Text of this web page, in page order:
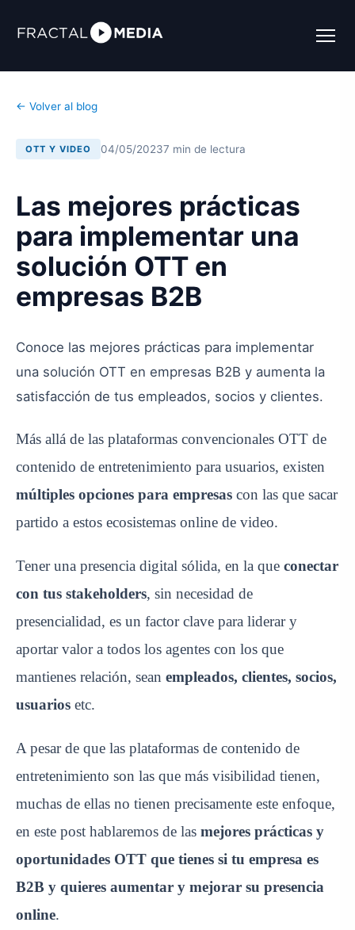
← Volver al blog
OTT Y VIDEO 04/05/20237 min de lectura
Las mejores prácticas
para implementar una
solución OTT en
empresas B2B
Conoce las mejores prácticas para implementar
una solución OTT en empresas B2B y aumenta la
satisfacción de tus empleados, socios y clientes.
Más allá de las plataformas convencionales OTT de
contenido de entretenimiento para usuarios, existen
múltiples opciones para empresas con las que sacar
partido a estos ecosistemas online de video.
Tener una presencia digital sólida, en la que conectar
con tus stakeholders, sin necesidad de
presencialidad, es un factor clave para liderar y
aportar valor a todos los agentes con los que
mantienes relación, sean empleados, clientes, socios,
usuarios etc.
A pesar de que las plataformas de contenido de
entretenimiento son las que más visibilidad tienen,
muchas de ellas no tienen precisamente este enfoque,
en este post hablaremos de las mejores prácticas y
oportunidades OTT que tienes si tu empresa es
B2B y quieres aumentar y mejorar su presencia
online.